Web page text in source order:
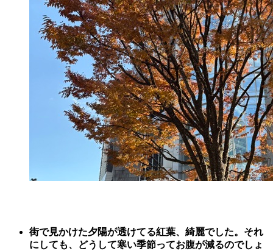
街で見かけた夕陽が透けてる紅葉、綺麗でした。それ
にしても、どうして寒い季節ってお腹が減るのでしょ